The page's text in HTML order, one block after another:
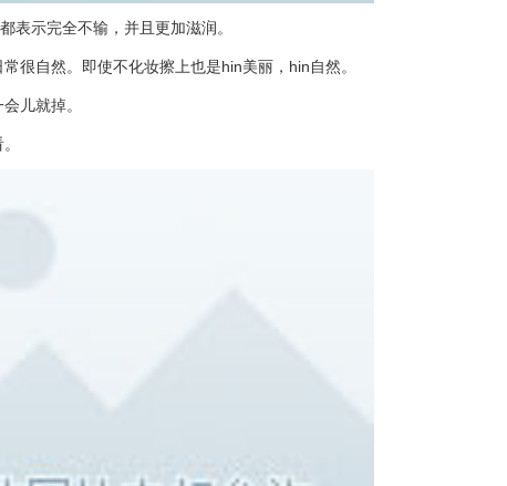
表示完全不输，并且更加滋润。
很自然。即使不化妆擦上也是hin美丽，hin自然。
儿就掉。